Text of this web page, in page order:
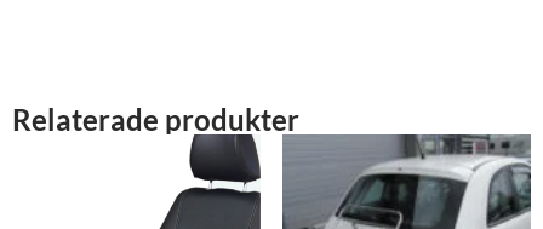
Relaterade produkter